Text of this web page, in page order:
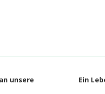
unsere
Ein